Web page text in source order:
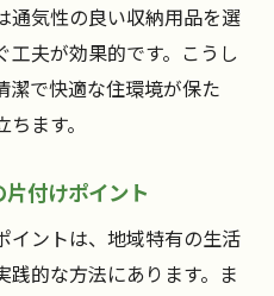
すための実践法
ブル対策ポイント
付け悩み解消提案
時のヒント集
通気性の良い収納用品を選
夫が効果的です。こうし
潔で快適な住環境が保た
ます。
付けポイント
イントは、地域特有の生活
的な方法にあります。ま